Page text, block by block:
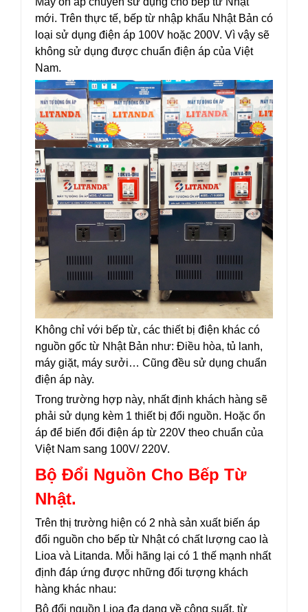
mới. Trên thực tế, bếp từ nhập khẩu Nhật Bản có
loại sử dụng điện áp 100V hoặc 200V. Vì vậy sẽ
không sử dụng được chuẩn điện áp của Việt
Nam.
Không chỉ với bếp từ, các thiết bị điện khác có
nguồn gốc từ Nhật Bản như: Điều hòa, tủ lanh,
máy giặt, máy sưởi… Cũng đều sử dụng chuẩn
điện áp này.
Trong trường hợp này, nhất định khách hàng sẽ
phải sử dụng kèm 1 thiết bị đổi nguồn. Hoặc ổn
áp để biến đổi điện áp từ 220V theo chuẩn của
Việt Nam sang 100V/ 220V.
Bộ Đổi Nguồn Cho Bếp Từ
Nhật.
Trên thị trường hiện có 2 nhà sản xuất biến áp
đổi nguồn cho bếp từ Nhật có chất lượng cao là
Lioa và Litanda. Mỗi hãng lại có 1 thế mạnh nhất
định đáp ứng được những đối tượng khách
hàng khác nhau:
Bộ đổi nguồn Lioa đa dạng về công suất, từ